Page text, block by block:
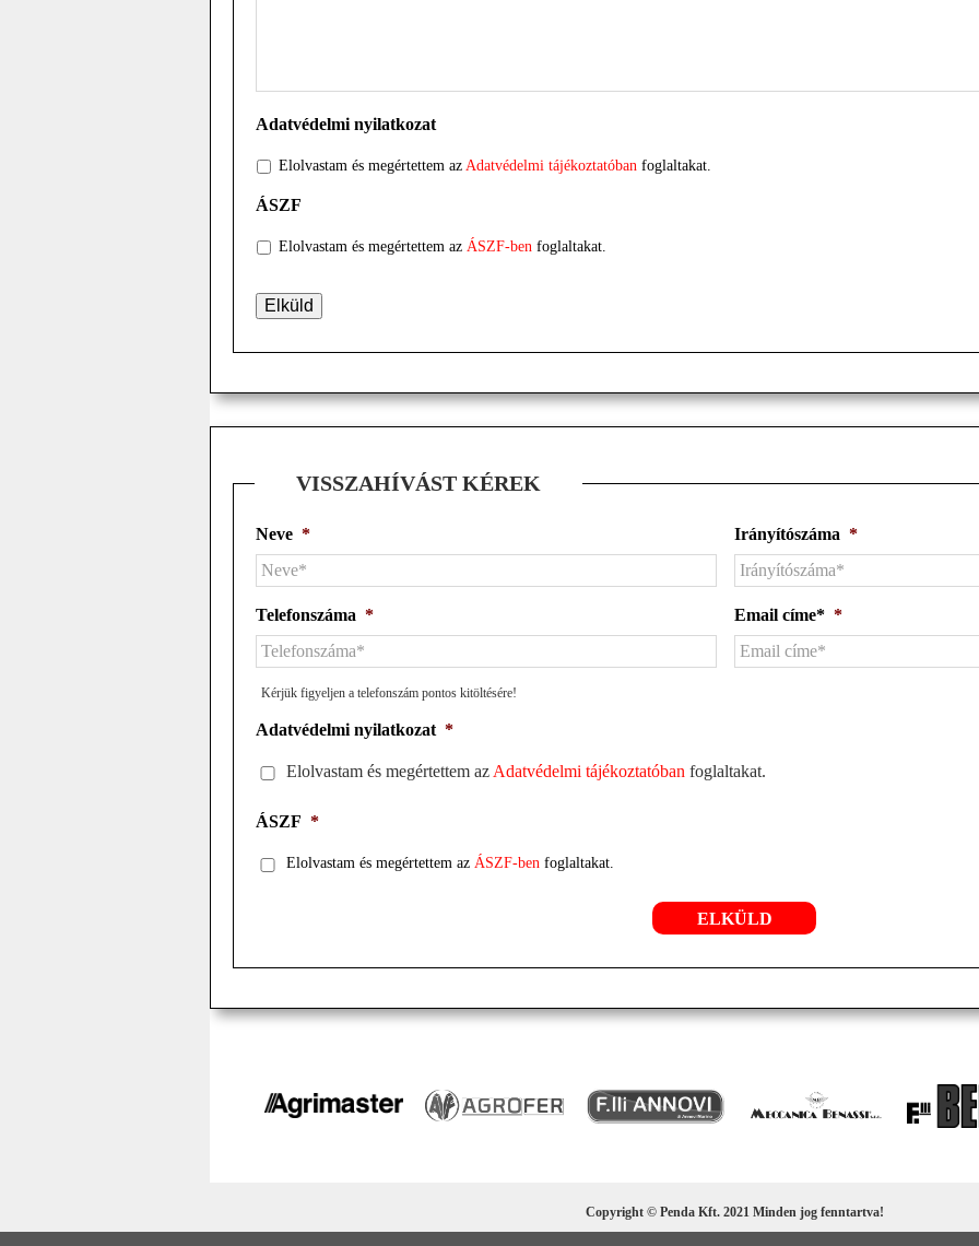
Adatvédelmi nyilatkozat
Elolvastam és megértettem az Adatvédelmi tájékoztatóban foglaltakat.
ÁSZF
Elolvastam és megértettem az ÁSZF-ben foglaltakat.
VISSZAHÍVÁST KÉREK
Neve * Irányítószáma *
Telefonszáma *
Kérjük figyeljen a telefonszám pontos kitöltésére!
Email címe* *
Adatvédelmi nyilatkozat *
Elolvastam és megértettem az Adatvédelmi tájékoztatóban foglaltakat.
ÁSZF *
Elolvastam és megértettem az ÁSZF-ben foglaltakat.
Copyright © Penda Kft. 2021 Minden jog fenntartva!